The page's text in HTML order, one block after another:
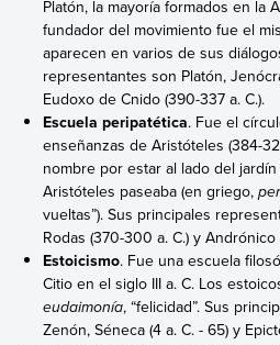
Platón, la mayoría formados en la
fundador del movimiento fue el
aparecen en varios de sus
representantes son Platón,
Eudoxo de Cnido (390-337 a. C.).
Escuela peripatética. Fue el
enseñanzas de Aristóteles (384-
nombre por estar al lado del
Aristóteles paseaba (en griego,
vueltas”). Sus principales
Rodas (370-300 a. C.) y Andrónico
Estoicismo. Fue una escuela
Citio en el siglo III a. C. Los
eudaimonía, “felicidad”. Sus
Zenón, Séneca (4 a. C. - 65) y